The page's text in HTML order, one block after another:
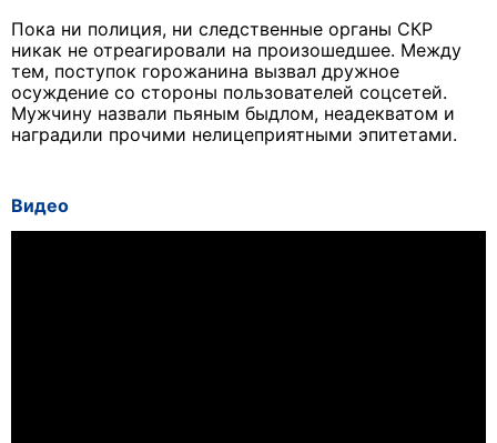
Пока ни полиция, ни следственные органы СКР
никак не отреагировали на произошедшее. Между
тем, поступок горожанина вызвал дружное
осуждение со стороны пользователей соцсетей.
Мужчину назвали пьяным быдлом, неадекватом и
наградили прочими нелицеприятными эпитетами.
Видео